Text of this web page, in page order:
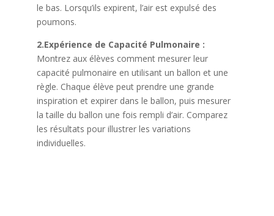
le bas. Lorsqu’ils expirent, l’air est expulsé des
poumons.
2.Expérience de Capacité Pulmonaire :
Montrez aux élèves comment mesurer leur
capacité pulmonaire en utilisant un ballon et une
règle. Chaque élève peut prendre une grande
inspiration et expirer dans le ballon, puis mesurer
la taille du ballon une fois rempli d’air. Comparez
les résultats pour illustrer les variations
individuelles.